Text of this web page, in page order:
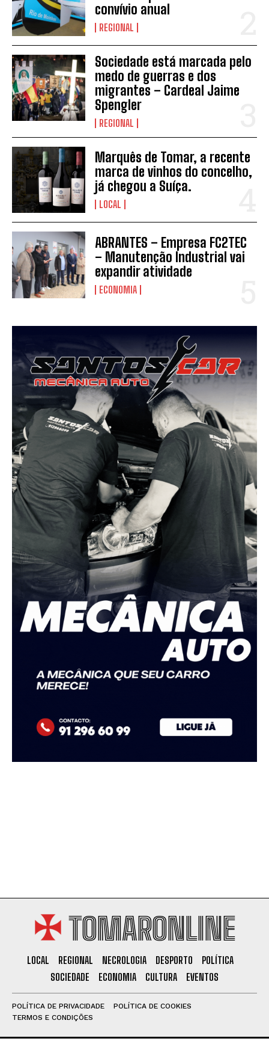
INSCREVER
convívio anual
REGIONAL
Sociedade está marcada pelo
medo de guerras e dos
migrantes – Cardeal Jaime
Spengler
REGIONAL
Marquês de Tomar, a recente
marca de vinhos do concelho,
já chegou a Suíça.
LOCAL
ABRANTES – Empresa FC2TEC
– Manutenção Industrial vai
expandir atividade
ECONOMIA
TOMARONLINE
LOCAL REGIONAL NECROLOGIA DESPORTO
POLÍTICA
SOCIEDADE
ECONOMIA CULTURA EVENTOS
POLÍTICA DE PRIVACIDADE
POLÍTICA DE COOKIES
TERMOS E CONDIÇÕES